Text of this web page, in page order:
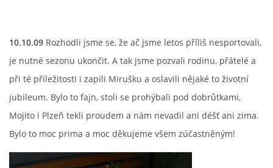
10.10.09 Rozhodli jsme se, že ač jsme letos příliš nesportovali,
je nutné sezonu ukončit. A tak jsme pozvali rodinu, přátelé a
při té příležitosti i zapili Mirušku a oslavili nějaké to životní
jubileum. Bylo to fajn, stoli se prohýbali pod dobrůtkami,
Mojito i Plzeň tekli proudem a nám nevadil ani déšť ani zima.
Bylo to moc prima a moc děkujeme všem zúčastněným!